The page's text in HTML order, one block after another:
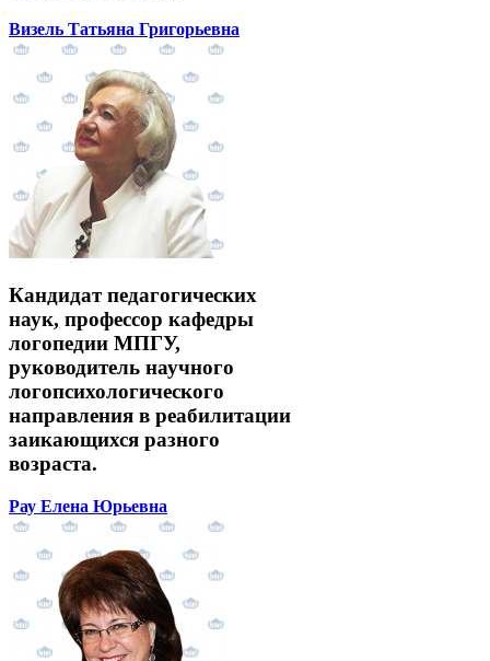
Визель Татьяна Григорьевна
Кандидат педагогических
наук, профессор кафедры
логопедии МПГУ,
руководитель научного
логопсихологического
направления в реабилитации
заикающихся разного
возраста.
Рау Елена Юрьевна